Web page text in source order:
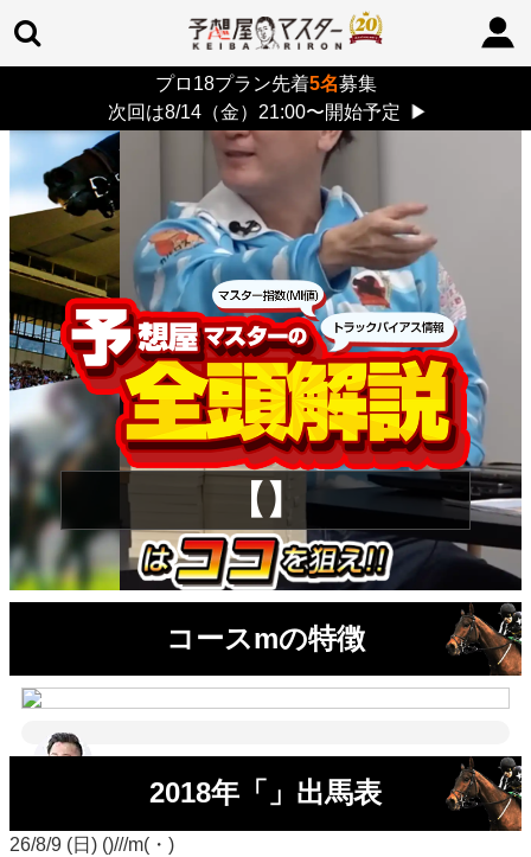
プロ18プラン先着5名募集
次回は8/14（金）21:00〜開始予定
▶
> 26/8/9 (日)
【】
コースmの特徴
2018年「」出馬表
26/8/9 (日) ()///m(・)